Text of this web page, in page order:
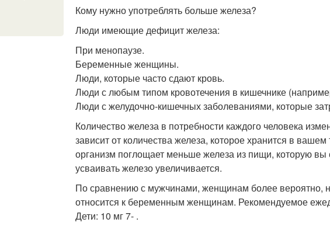
Кому нужно употреблять больше железа?
Люди имеющие дефицит железа:
При менопаузе.
Беременные женщины.
Люди, которые часто сдают кровь.
Люди с любым типом кровотечения в кишечнике
Люди с желудочно-кишечных заболеваниями, которые
Количество железа в потребности каждого человека
зависит от количества железа, которое хранится в
организм поглощает меньше железа из пищи, которую
усваивать железо увеличивается.
По сравнению с мужчинами, женщинам более вероятно,
относится к беременным женщинам. Рекомендуемое
Дети: 10 мг 7- .